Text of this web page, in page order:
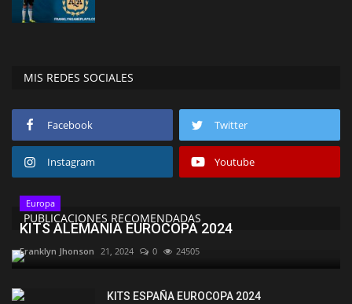
MIS REDES SOCIALES
Facebook Twitter
Instagram Youtube
PUBLICACIONES RECOMENDADAS
Europa
KITS ALEMANIA EUROCOPA 2024
Franklyn Jhonson 21, 2024 0 24505
KITS ESPAÑA EUROCOPA 2024